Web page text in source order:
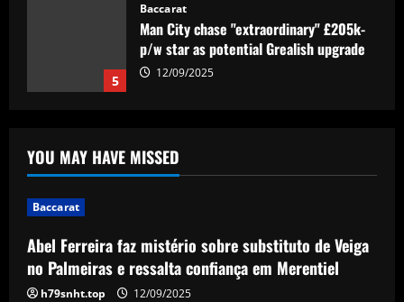
5
Baccarat
Man City chase "extraordinary" £205k-
p/w star as potential Grealish upgrade
12/09/2025
substituto de Veiga no Palmeiras e
ressalta confiança em Merentiel
Baccarat
Arteta must unleash one of Arsenal’s
biggest underperformers this season
YOU MAY HAVE MISSED
Baccarat
Abel Ferreira faz mistério sobre substituto de Veiga
no Palmeiras e ressalta confiança em Merentiel
h79snht.top 12/09/2025